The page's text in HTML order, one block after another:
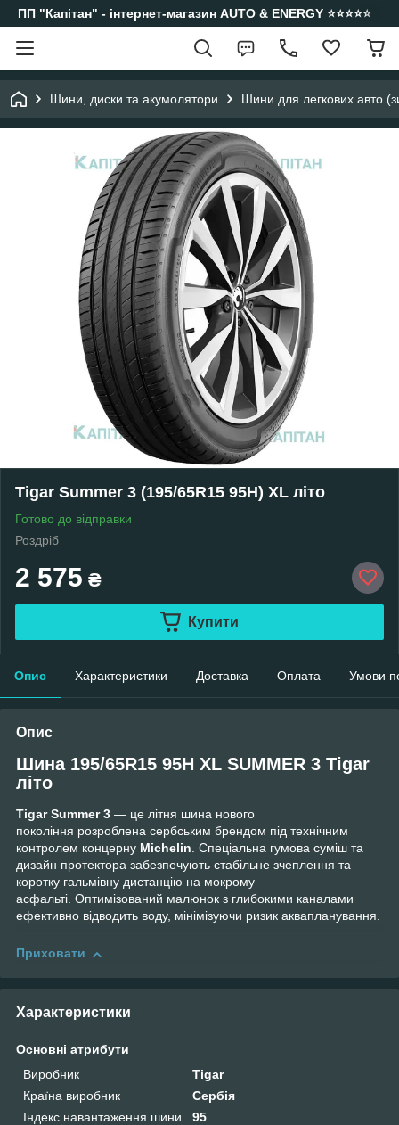
ПП "Капітан" - інтернет-магазин AUTO & ENERGY ⭐️⭐️⭐️⭐️⭐️
Шини, диски та акумолятори Шини для легкових авто
Tigar Summer 3 (195/65R15 95H) XL літо
Готово до відправки
Роздріб
2 575 ₴
Купити
Опис Характеристики Доставка Оплата Умови
Опис
Шина 195/65R15 95H XL SUMMER 3 Tigar
літо
Tigar Summer 3 — це літня шина нового
покоління розроблена сербським брендом під технічним
контролем концерну Michelin. Спеціальна гумова суміш та
дизайн протектора забезпечують стабільне зчеплення та
коротку гальмівну дистанцію на мокрому
асфальті. Оптимізований малюнок з глибокими каналами
ефективно відводить воду, мінімізуючи ризик аквапланування.
Приховати
Характеристики
Основні атрибути
Виробник
Tigar
Країна виробник
Сербія
Індекс навантаження шини
95